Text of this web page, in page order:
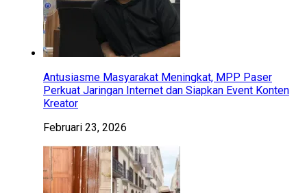
Antusiasme Masyarakat Meningkat, MPP Paser
Perkuat Jaringan Internet dan Siapkan Event Konten
Kreator
Februari 23, 2026